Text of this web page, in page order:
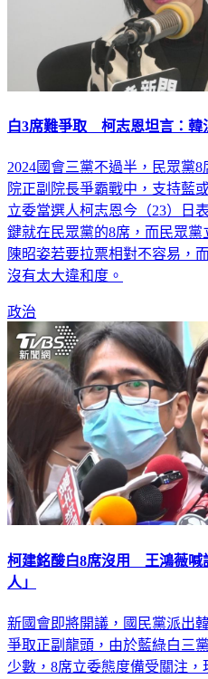
白3席難爭取 柯志恩坦言：韓
2024國會三黨不過半，民眾黨
院正副院長爭霸戰中，支持藍
立委當選人柯志恩今（23）日
鍵就在民眾黨的8席，而民眾黨
陳昭姿若要拉票相對不容易，
沒有太大違和度。
政治
柯建銘酸白8席沒用 王鴻薇喊
人」
新國會即將開議，國民黨派出
爭取正副龍頭，由於藍綠白三
少數，8席立委態度備受關注